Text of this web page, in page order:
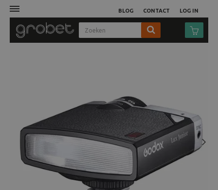
LOG IN
BLOG CONTACT
Video
Tassen Next